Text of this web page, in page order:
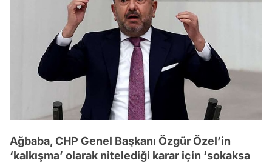
Ağbaba, CHP Genel Başkanı Özgür Özel’in
‘kalkışma’ olarak nitelediği karar için ‘sokaksa